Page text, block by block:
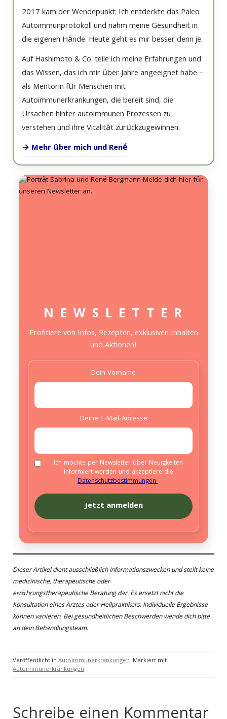
2017 kam der Wendepunkt: Ich entdeckte das Paleo
Autoimmunprotokoll und nahm meine Gesundheit in
die eigenen Hände. Heute geht es mir besser denn je.
Auf Hashimoto & Co. teile ich meine Erfahrungen und
das Wissen, das ich mir über Jahre angeeignet habe –
als Mentorin für Menschen mit
Autoimmunerkrankungen, die bereit sind, die
Ursachen hinter autoimmunen Prozessen zu
verstehen und ihre Vitalität zurückzugewinnen.
→ Mehr über mich und René
N E W S L E T T E R
Profitiere von Infos, Rezepten, exklusiven Inhalten
und Aktionen!
Dein Vorname
Deine E-Mail-Adresse
Ich möchte per Newsletter über Neuigkeiten
informiert werden und akzeptiere die
Datenschutzbestimmungen.
Dieser Artikel dient ausschließlich Informationszwecken und stellt keine
medizinische, therapeutische oder
ernährungstherapeutische Beratung dar. Es ersetzt nicht die
Konsultation eines Arztes oder Heilpraktikers. Individuelle Ergebnisse
können variieren. Bei gesundheitlichen Beschwerden wende dich bitte
an dein Behandlungsteam.
Veröffentlicht in Autoimmunerkrankungen Markiert mit
Autoimmunerkrankungen